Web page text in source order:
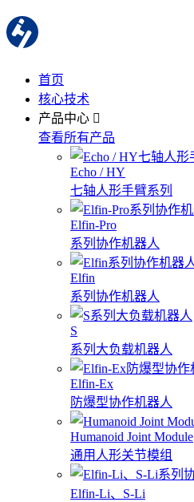
首页
核心技术
产品中心
查看所有产品
Echo / HY
七轴人形手臂系列
Elfin-Pro
系列协作机器人
Elfin
系列协作机器人
S
系列大负载机器人
Elfin-Ex
防爆型协作机器人
Humanoid Joint Module
通用人形关节模组
Elfin-Li、S-Li